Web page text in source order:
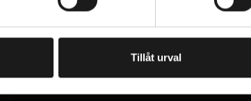
Tillåt urval
E